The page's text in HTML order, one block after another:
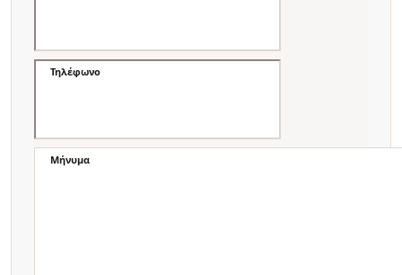
Τηλέφωνο
Μήνυμα